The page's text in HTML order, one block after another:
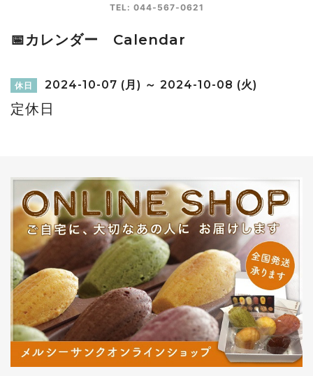
TEL: 044‑567‑0621
📅カレンダー Calendar
休日 2024-10-07 (月) ～ 2024-10-08 (火)
定休日